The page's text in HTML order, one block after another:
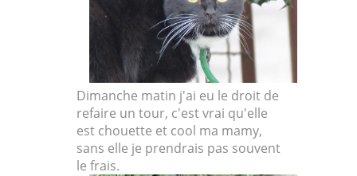
Dimanche matin j'ai eu le droit de
refaire un tour, c'est vrai qu'elle
est chouette et cool ma mamy,
sans elle je prendrais pas souvent
le frais.